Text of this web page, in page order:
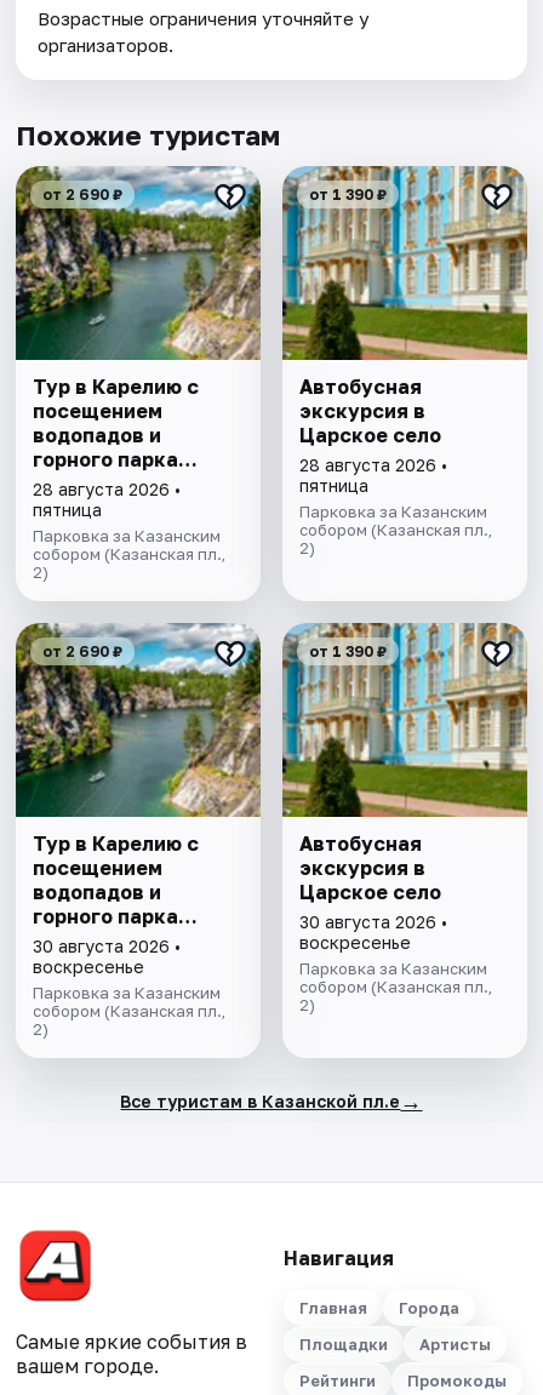
Возрастные ограничения уточняйте у
организаторов.
Похожие туристам
от 2 690 ₽
Тур в Карелию с
посещением
водопадов и
горного парка
«Рускеала»
28 августа 2026 •
пятница
Парковка за Казанским
собором (Казанская пл.,
2)
от 1 390 ₽
Автобусная
экскурсия в
Царское село
28 августа 2026 •
пятница
Парковка за Казанским
собором (Казанская пл.,
2)
от 2 690 ₽
Тур в Карелию с
посещением
водопадов и
горного парка
«Рускеала»
30 августа 2026 •
воскресенье
Парковка за Казанским
собором (Казанская пл.,
2)
от 1 390 ₽
Автобусная
экскурсия в
Царское село
30 августа 2026 •
воскресенье
Парковка за Казанским
собором (Казанская пл.,
2)
Все туристам в Казанской пл.е →
Самые яркие события в
вашем городе.
Навигация
Главная
Города
Площадки
Артисты
Рейтинги
Промокоды